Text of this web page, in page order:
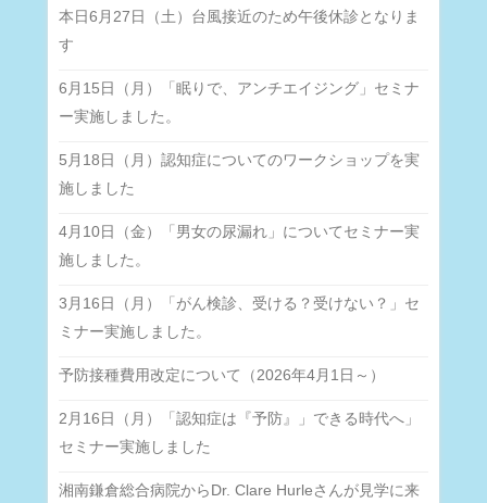
本日6月27日（土）台風接近のため午後休診となりま
す
6月15日（月）「眠りで、アンチエイジング」セミナ
ー実施しました。
5月18日（月）認知症についてのワークショップを実
施しました
4月10日（金）「男女の尿漏れ」についてセミナー実
施しました。
3月16日（月）「がん検診、受ける？受けない？」セ
ミナー実施しました。
予防接種費用改定について（2026年4月1日～）
2月16日（月）「認知症は『予防』」できる時代へ」
セミナー実施しました
湘南鎌倉総合病院からDr. Clare Hurleさんが見学に来